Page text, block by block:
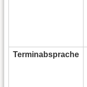
Terminabsprache